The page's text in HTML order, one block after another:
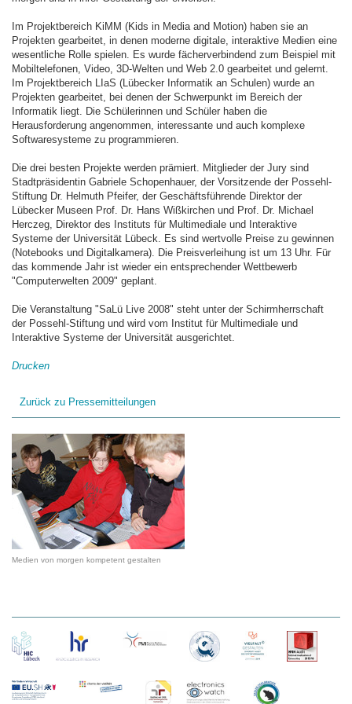
Im Projektbereich KiMM (Kids in Media and Motion) haben sie an
Projekten gearbeitet, in denen moderne digitale, interaktive Medien eine
wesentliche Rolle spielen. Es wurde fächerverbindend zum Beispiel mit
Mobiltelefonen, Video, 3D-Welten und Web 2.0 gearbeitet und gelernt.
Im Projektbereich LIaS (Lübecker Informatik an Schulen) wurde an
Projekten gearbeitet, bei denen der Schwerpunkt im Bereich der
Informatik liegt. Die Schülerinnen und Schüler haben die
Herausforderung angenommen, interessante und auch komplexe
Softwaresysteme zu programmieren.
Die drei besten Projekte werden prämiert. Mitglieder der Jury sind
Stadtpräsidentin Gabriele Schopenhauer, der Vorsitzende der Possehl-
Stiftung Dr. Helmuth Pfeifer, der Geschäftsführende Direktor der
Lübecker Museen Prof. Dr. Hans Wißkirchen und Prof. Dr. Michael
Herczeg, Direktor des Instituts für Multimediale und Interaktive
Systeme der Universität Lübeck. Es sind wertvolle Preise zu gewinnen
(Notebooks und Digitalkamera). Die Preisverleihung ist um 13 Uhr. Für
das kommende Jahr ist wieder ein entsprechender Wettbewerb
"Computerwelten 2009" geplant.
Die Veranstaltung "SaLü Live 2008" steht unter der Schirmherrschaft
der Possehl-Stiftung und wird vom Institut für Multimediale und
Interaktive Systeme der Universität ausgerichtet.
Drucken
Zurück zu Pressemitteilungen
Medien von morgen kompetent gestalten